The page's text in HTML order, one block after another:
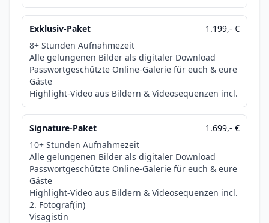
Exklusiv-Paket
1.199,- €
8+ Stunden Aufnahmezeit
Alle gelungenen Bilder als digitaler Download
Passwortgeschützte Online-Galerie für euch & eure
Gäste
Highlight-Video aus Bildern & Videosequenzen incl.
Signature-Paket
1.699,- €
10+ Stunden Aufnahmezeit
Alle gelungenen Bilder als digitaler Download
Passwortgeschützte Online-Galerie für euch & eure
Gäste
Highlight-Video aus Bildern & Videosequenzen incl.
2. Fotograf(in)
Visagistin